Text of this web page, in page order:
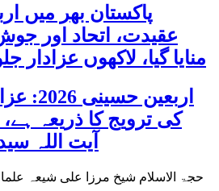
عقیدت، اتحاد اور
منایا گیا، لاکھوں
اربعین
کی ترویج کا ذریعہ
آیت اللہ